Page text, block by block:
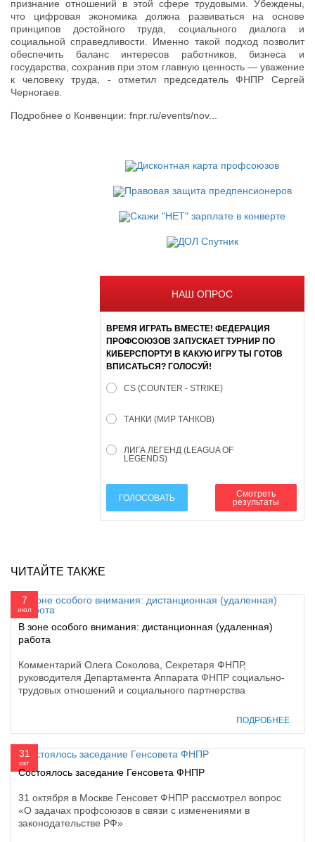
признание отношений в этой сфере трудовыми. Убеждены,
что цифровая экономика должна развиваться на основе
принципов достойного труда, социального диалога и
социальной справедливости. Именно такой подход позволит
обеспечить баланс интересов работников, бизнеса и
государства, сохранив при этом главную ценность — уважение
к человеку труда, - отметил председатель ФНПР Сергей
Черногаев.
Подробнее о Конвенции: fnpr.ru/events/nov...
НАШ ОПРОС
ВРЕМЯ ИГРАТЬ ВМЕСТЕ! ФЕДЕРАЦИЯ
ПРОФСОЮЗОВ ЗАПУСКАЕТ ТУРНИР ПО
КИБЕРСПОРТУ! В КАКУЮ ИГРУ ТЫ ГОТОВ
ВПИСАТЬСЯ? ГОЛОСУЙ!
CS (COUNTER - STRIKE)
ТАНКИ (МИР ТАНКОВ)
ЛИГА ЛЕГЕНД (LEAGUA OF
LEGENDS)
ГОЛОСОВАТЬ
Смотреть
результаты
ЧИТАЙТЕ ТАКЖЕ
7
июл
В зоне особого внимания: дистанционная (удаленная)
работа
Комментарий Олега Соколова, Секретаря ФНПР,
руководителя Департамента Аппарата ФНПР социально-
трудовых отношений и социального партнерства
ПОДРОБНЕЕ
31
окт
Состоялось заседание Генсовета ФНПР
31 октября в Москве Генсовет ФНПР рассмотрел вопрос
«О задачах профсоюзов в связи с изменениями в
законодательстве РФ»